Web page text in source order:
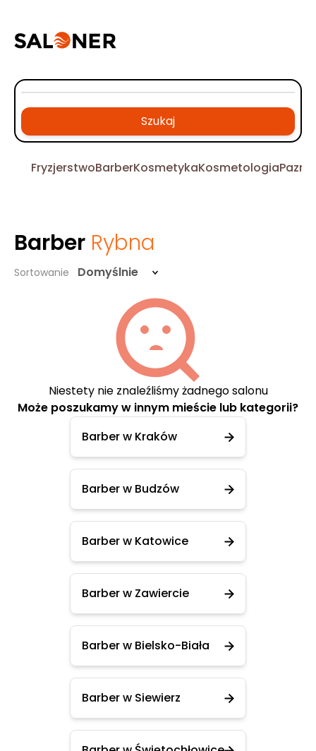
Szukaj
FryzjerstwoBarberKosmetykaKosmetologia
Barber Rybna
Sortowanie Domyślnie
Niestety nie znaleźliśmy żadnego salonu
Może poszukamy w innym mieście lub kategorii?
Barber w Kraków
Barber w Budzów
Barber w Katowice
Barber w Zawiercie
Barber w Bielsko-Biała
Barber w Siewierz